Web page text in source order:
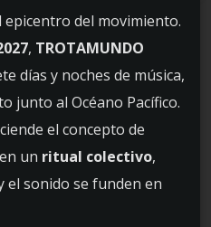
del movimiento.
, TROTAMUNDO
días y noches de música,
junto al Océano Pacífico.
el concepto de
un ritual colectivo,
el sonido se funden en